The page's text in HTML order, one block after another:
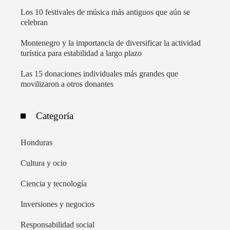
Los 10 festivales de música más antiguos que aún se
celebran
Montenegro y la importancia de diversificar la actividad
turística para estabilidad a largo plazo
Las 15 donaciones individuales más grandes que
movilizaron a otros donantes
Categoría
Honduras
Cultura y ocio
Ciencia y tecnología
Inversiones y negocios
Responsabilidad social